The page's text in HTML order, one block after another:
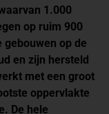
1.000
op ruim 900
gebouwen op de
en zijn hersteld
met een groot
oppervlakte
De hele